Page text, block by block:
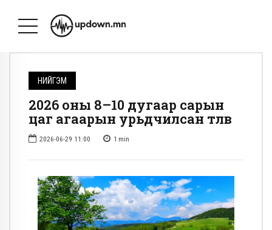
НИЙГЭМ
2026 оны 8–10 дугаар сарын
цаг агаарын урьдчилсан төлөв
2026-06-29 11:00 1 min